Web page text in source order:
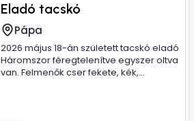
Eladó tacskó
Pápa
2026 május 18-án született tacskó eladó
Háromszor féregtelenítve egyszer oltva
van. Felmenők cser fekete, kék,...